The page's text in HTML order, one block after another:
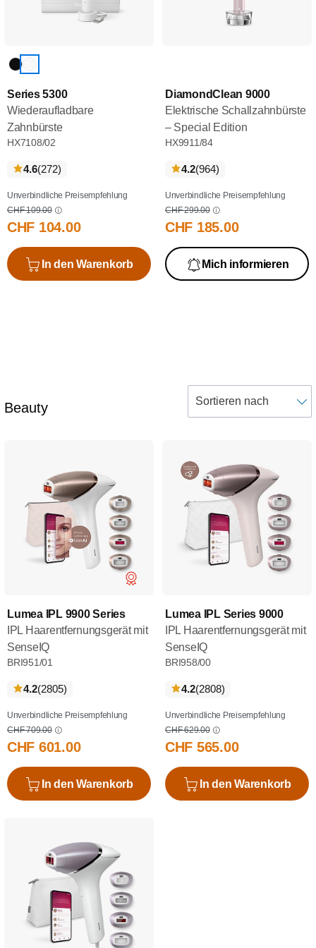
Series 5300
Wiederaufladbare
Zahnbürste
HX7108/02
4.6(272bewertungen
)
Unverbindliche Preisempfehlung
CHF 109.00
CHF 104.00
In den Warenkorb
DiamondClean 9000
Elektrische Schallzahnbürste
– Special Edition
HX9911/84
4.2(964bewertungen
)
Unverbindliche Preisempfehlung
CHF 299.00
CHF 185.00
Mich informieren
Beauty
Lumea IPL 9900 Series
IPL Haarentfernungsgerät mit
SenseIQ
BRI951/01
4.2(2805bewertungen
)
Unverbindliche Preisempfehlung
CHF 709.00
CHF 601.00
In den Warenkorb
Lumea IPL Series 9000
IPL Haarentfernungsgerät mit
SenseIQ
BRI958/00
4.2(2808bewertungen
)
Unverbindliche Preisempfehlung
CHF 629.00
CHF 565.00
In den Warenkorb